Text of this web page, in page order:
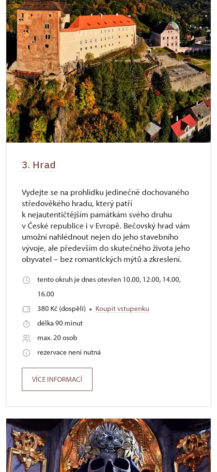
3. Hrad
Vydejte se na prohlídku jedinečně dochovaného
středověkého hradu, který patří
k nejautentičtějším památkám svého druhu
v České republice i v Evropě. Bečovský hrad vám
umožní nahlédnout nejen do jeho stavebního
vývoje, ale především do skutečného života jeho
obyvatel – bez romantických mýtů a zkreslení.
tento okruh je dnes otevřen 10.00, 12.00, 14.00,
16.00
380 Kč (dospělí)
Koupit vstupenku
délka 90 minut
max. 20 osob
rezervace není nutná
VÍCE INFORMACÍ